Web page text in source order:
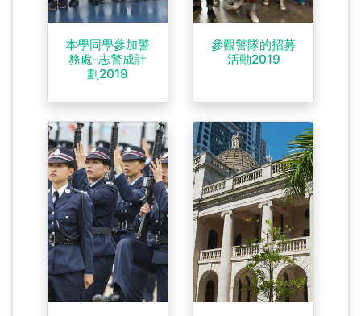
本學同學參加警
務處-志警成計
劃2019
參觀警隊的招募
活動2019